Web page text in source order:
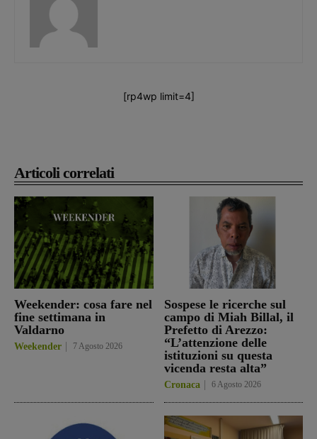
Articoli correlati
Weekender: cosa fare nel
fine settimana in
Valdarno
Weekender 7 Agosto 2026
Sospese le ricerche sul
campo di Miah Billal, il
Prefetto di Arezzo:
“L’attenzione delle
istituzioni su questa
vicenda resta alta”
Cronaca 6 Agosto 2026
[rp4wp limit=4]